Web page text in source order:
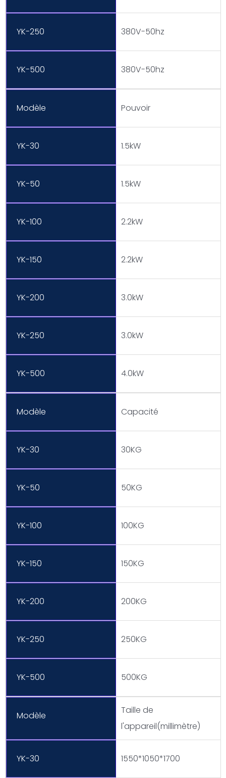
YK-250 380V-50hz
YK-500 380V-50hz
Modèle Pouvoir
YK-30 1.5kW
YK-50 1.5kW
YK-100 2.2kW
YK-150 2.2kW
YK-200 3.0kW
YK-250 3.0kW
YK-500 4.0kW
Modèle Capacité
YK-30 30KG
YK-50 50KG
YK-100 100KG
YK-150 150KG
YK-200 200KG
YK-250 250KG
YK-500 500KG
Modèle
Taille de
l'appareil(millimètre)
YK-30 1550*1050*1700